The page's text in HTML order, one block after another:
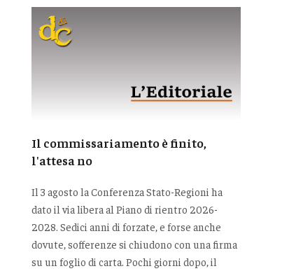
Il commissariamento è finito,
l'attesa no
Il 3 agosto la Conferenza Stato-Regioni ha
dato il via libera al Piano di rientro 2026-
2028. Sedici anni di forzate, e forse anche
dovute, sofferenze si chiudono con una firma
su un foglio di carta. Pochi giorni dopo, il